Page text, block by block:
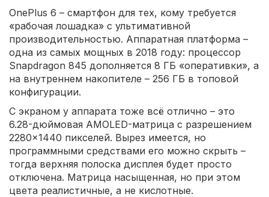
OnePlus 6 – смартфон для тех, кому требуется
«рабочая лошадка» с ультимативной
производительностью. Аппаратная платформа –
одна из самых мощных в 2018 году: процессор
Snapdragon 845 дополняется 8 ГБ «оперативки», а
на внутреннем накопителе – 256 ГБ в топовой
конфигурации.
С экраном у аппарата тоже всё отлично – это
6.28-дюймовая AMOLED-матрица с разрешением
2280×1440 пикселей. Вырез имеется, но
программными средствами его можно скрыть –
тогда верхняя полоска дисплея будет просто
отключена. Матрица насыщенная, но при этом
цвета реалистичные, а не кислотные.